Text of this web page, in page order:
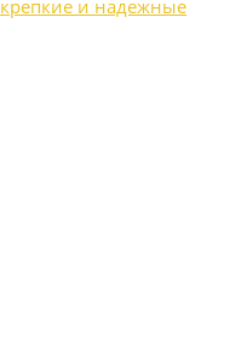
крепкие и надежные